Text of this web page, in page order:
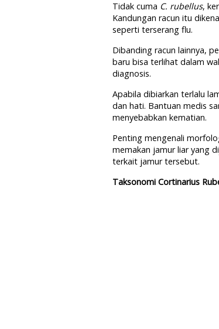
Tidak cuma C. rubellus,
Kandungan racun itu
seperti terserang flu.
Dibanding racun lainnya,
baru bisa terlihat dalam
diagnosis.
Apabila dibiarkan terlalu
dan hati. Bantuan medis
menyebabkan kematian.
Penting mengenali
memakan jamur liar yang
terkait jamur tersebut.
Taksonomi Cortinarius